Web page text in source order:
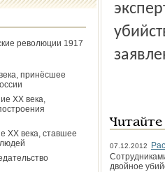
революции 1917
принёсшее
ХХ века,
ХХ века, ставшее
07.12.2012
двойное